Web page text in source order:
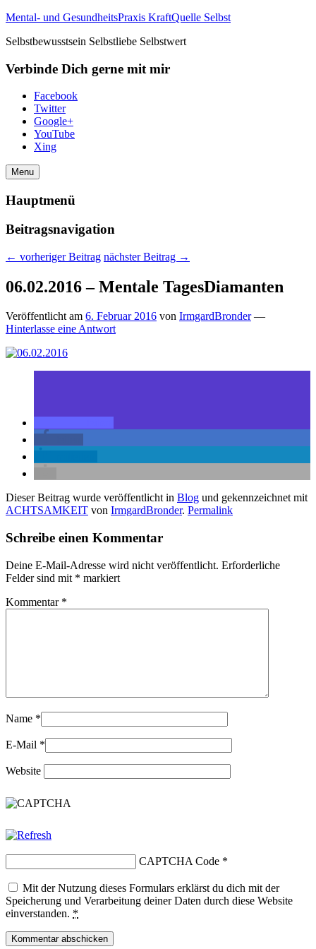
Mental- und GesundheitsPraxis KraftQuelle Selbst
Selbstbewusstsein Selbstliebe Selbstwert
Verbinde Dich gerne mit mir
Facebook
Twitter
Google+
YouTube
Xing
Menu
Hauptmenü
Beitragsnavigation
← vorheriger Beitrag nächster Beitrag →
06.02.2016 – Mentale TagesDiamanten
Veröffentlicht am 6. Februar 2016 von IrmgardBronder —
Hinterlasse eine Antwort
Dieser Beitrag wurde veröffentlicht in Blog und gekennzeichnet mit
ACHTSAMKEIT von IrmgardBronder. Permalink
Schreibe einen Kommentar
Deine E-Mail-Adresse wird nicht veröffentlicht. Erforderliche
Felder sind mit * markiert
Kommentar *
Name *
E-Mail *
Website
CAPTCHA Code *
Mit der Nutzung dieses Formulars erklärst du dich mit der
Speicherung und Verarbeitung deiner Daten durch diese Website
einverstanden. *